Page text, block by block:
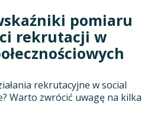
pomiaru
rekrutacji w
rekrutacyjne w social
Warto zwrócić uwagę na kilka